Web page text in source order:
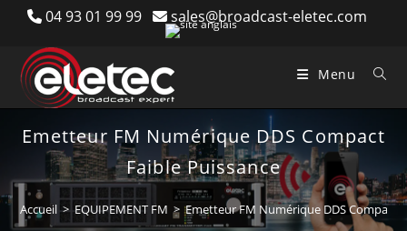
content
04 93 01 99 99 sales@broadcast-eletec.com
Menu
Emetteur FM Numérique DDS Compact
Faible Puissance
Accueil > EQUIPEMENT FM > Emetteur FM Numérique DDS Compact